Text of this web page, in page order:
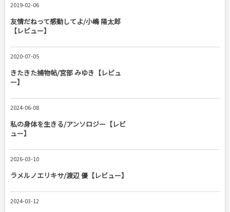
2019-02-06
友情だねって感動してよ/小嶋 陽太郎
【レビュー】
2020-07-05
きたきた捕物帖/宮部 みゆき【レビュ
ー】
2024-06-08
私の身体を生きる/アンソロジー【レビ
ュー】
2026-03-10
ラメルノエリキサ/渡辺 優【レビュー】
2024-03-12